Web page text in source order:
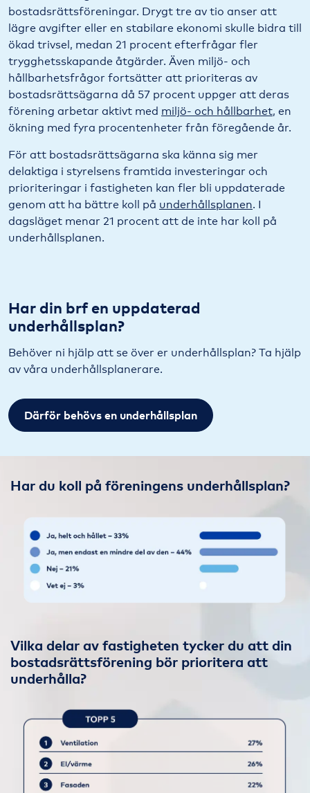
bostadsrättsföreningar. Drygt tre av tio anser att
lägre avgifter eller en stabilare ekonomi skulle bidra till
ökad trivsel, medan 21 procent efterfrågar fler
trygghetsskapande åtgärder. Även miljö- och
hållbarhetsfrågor fortsätter att prioriteras av
bostadsrättsägarna då 57 procent uppger att deras
förening arbetar aktivt med miljö- och hållbarhet, en
ökning med fyra procentenheter från föregående år.
För att bostadsrättsägarna ska känna sig mer
delaktiga i styrelsens framtida investeringar och
prioriteringar i fastigheten kan fler bli uppdaterade
genom att ha bättre koll på underhållsplanen. I
dagsläget menar 21 procent att de inte har koll på
underhållsplanen.
Har din brf en uppdaterad
underhållsplan?
Behöver ni hjälp att se över er underhållsplan? Ta hjälp
av våra underhållsplanerare.
Därför behövs en underhållsplan
Har du koll på föreningens underhållsplan?
Vilka delar av fastigheten tycker du att din
bostadsrättsförening bör prioritera att
underhålla?